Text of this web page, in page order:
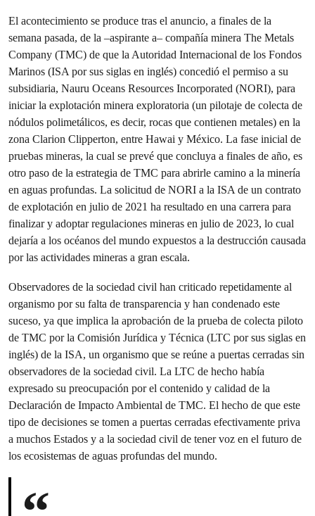
El acontecimiento se produce tras el anuncio, a finales de la
semana pasada, de la –aspirante a– compañía minera The Metals
Company (TMC) de que la Autoridad Internacional de los Fondos
Marinos (ISA por sus siglas en inglés) concedió el permiso a su
subsidiaria, Nauru Oceans Resources Incorporated (NORI), para
iniciar la explotación minera exploratoria (un pilotaje de colecta de
nódulos polimetálicos, es decir, rocas que contienen metales) en la
zona Clarion Clipperton, entre Hawai y México. La fase inicial de
pruebas mineras, la cual se prevé que concluya a finales de año, es
otro paso de la estrategia de TMC para abrirle camino a la minería
en aguas profundas. La solicitud de NORI a la ISA de un contrato
de explotación en julio de 2021 ha resultado en una carrera para
finalizar y adoptar regulaciones mineras en julio de 2023, lo cual
dejaría a los océanos del mundo expuestos a la destrucción causada
por las actividades mineras a gran escala.
Observadores de la sociedad civil han criticado repetidamente al
organismo por su falta de transparencia y han condenado este
suceso, ya que implica la aprobación de la prueba de colecta piloto
de TMC por la Comisión Jurídica y Técnica (LTC por sus siglas en
inglés) de la ISA, un organismo que se reúne a puertas cerradas sin
observadores de la sociedad civil. La LTC de hecho había
expresado su preocupación por el contenido y calidad de la
Declaración de Impacto Ambiental de TMC. El hecho de que este
tipo de decisiones se tomen a puertas cerradas efectivamente priva
a muchos Estados y a la sociedad civil de tener voz en el futuro de
los ecosistemas de aguas profundas del mundo.